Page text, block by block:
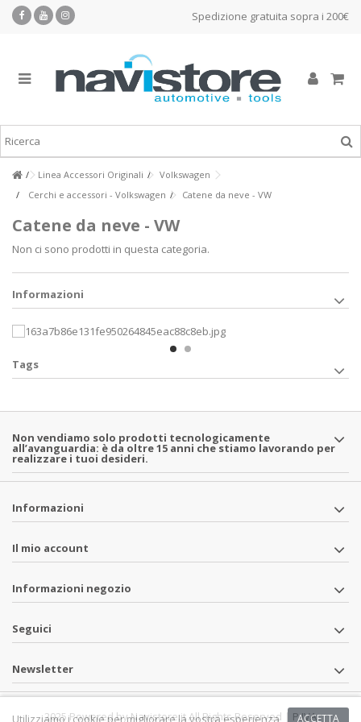
Spedizione gratuita sopra i 200€
Linea Accessori Originali
Volkswagen
Cerchi e accessori - Volkswagen
Catene da neve - VW
Catene da neve - VW
Non ci sono prodotti in questa categoria.
Informazioni
Tags
Non vendiamo solo prodotti tecnologicamente
all’avanguardia: è da oltre 15 anni che stiamo lavorando per
realizzare i tuoi desideri.
Informazioni
Il mio account
Informazioni negozio
Seguici
Newsletter
2025 Powered by Navistore.it All Rights Reserved | P.IVAACCETTA
Utilizziamo i cookie per migliorare la vostra esperienza